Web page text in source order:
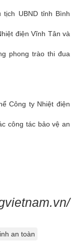
tịch UBND tỉnh Bình
điện Vĩnh Tân và
phong trào thi đua
Công ty Nhiệt điện
công tác bảo vệ an
an toàn